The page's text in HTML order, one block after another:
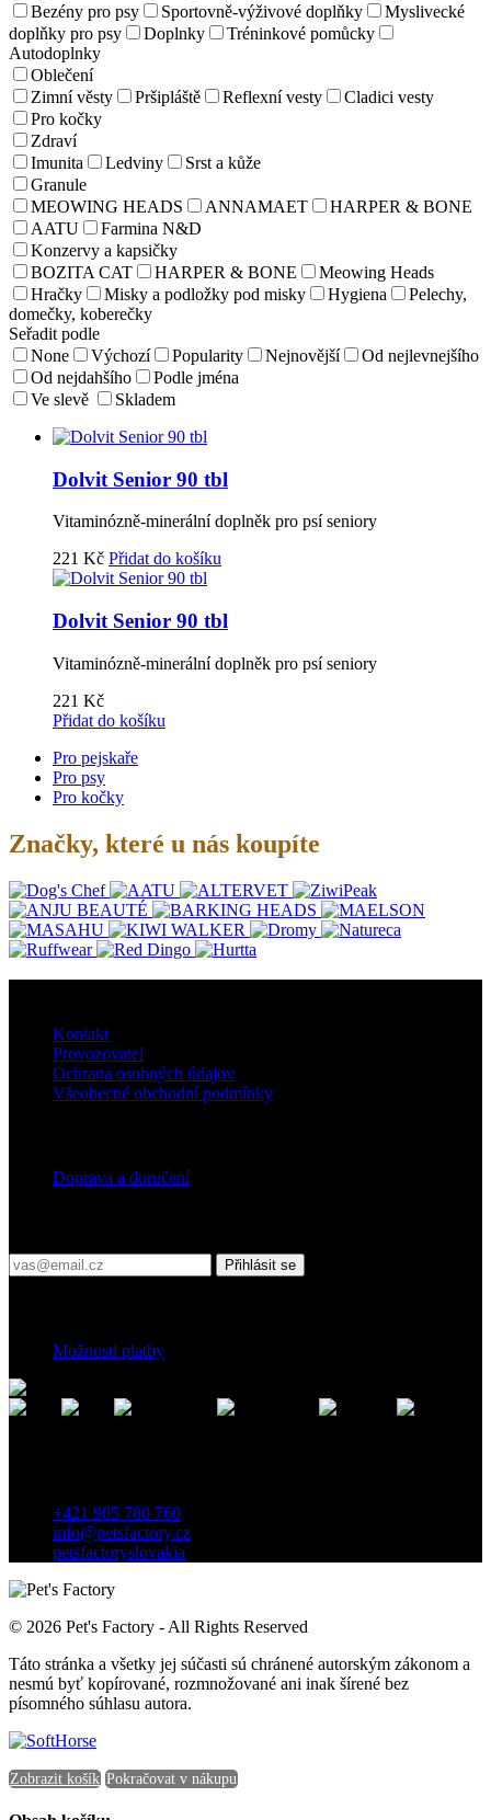
Bezény pro psy
Sportovně-výživové doplňky
Myslivecké
doplňky pro psy
Doplnky
Tréninkové pomůcky
Autodoplnky
Oblečení
Zimní věsty
Pršipláště Reflexní vesty
Cladici vesty
Pro kočky
Zdraví
Imunita
Ledviny
Srst a kůže
Granule
MEOWING HEADS
ANNAMAET
HARPER & BONE
AATU
Farmina N&D
Konzervy a kapsičky
BOZITA CAT
HARPER & BONE
Meowing Heads
Hračky
Misky a podložky pod misky Hygiena
Pelechy,
domečky, koberečky
Seřadit podle
None
Výchozí Popularity Nejnovější
Od nejlevnejšího
Od nejdahšího
Podle jména
Ve slevě
Skladem
Dolvit Senior 90 tbl
Vitaminózně-minerální doplněk pro psí seniory
221 Kč Přidat do košíku
Dolvit Senior 90 tbl
Vitaminózně-minerální doplněk pro psí seniory
221 Kč
Přidat do košíku
Pro pejskaře
Pro psy
Pro kočky
Značky, které u nás koupíte
Kontakt
Provozovatel
Ochrana osobných údajov
Všeobecné obchodní podmínky
Doprava a doručení
Přihlásit se
Možnosti platby
+421 905 780 760
info@petsfactory.cz
petsfactoryslovakia
© 2026 Pet's Factory - All Rights Reserved
Táto stránka a všetky jej súčasti sú chránené autorským zákonom a
nesmú byť kopírované, rozmnožované ani inak šírené bez
písomného súhlasu autora.
Zobrazit košík Pokračovat v nákupu